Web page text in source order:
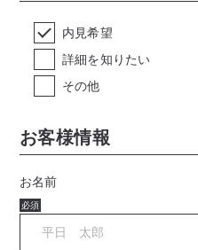
内見希望
詳細を知りたい
その他
お客様情報
お名前
必須